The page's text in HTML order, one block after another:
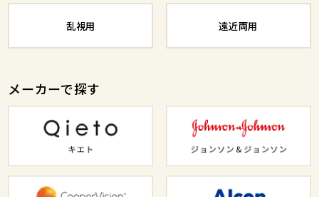
乱視用 遠近両用
メーカーで探す